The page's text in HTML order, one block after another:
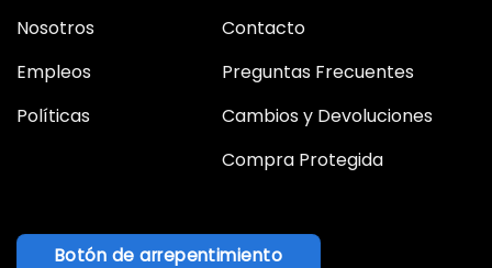
Nosotros
Empleos
Políticas
Contacto
Preguntas Frecuentes
Cambios y Devoluciones
Compra Protegida
Botón de arrepentimiento